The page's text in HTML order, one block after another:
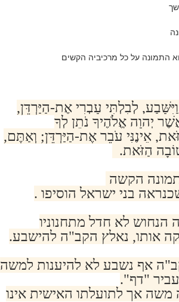
התמונה על כל מרכיביה הקשים
לְבִלְתִּי עָבְרִי אֶת-הַיַּרְדֵּן,
יְהוָה אֱלֹהֶיךָ נֹתֵן לְךָ
אֵינֶנִּי עֹבֵר אֶת-הַיַּרְדֵּן; וְאַתֶּם,
הַזֹּאת.
הקשה
בני ישראל הוסיפו .
לא חדל מתחנוניו
אותו, נאלץ הקב"ה להישבע.
אף נשבע לא להיענות למשה
"דף".
אך לתועלתו האישית אינו